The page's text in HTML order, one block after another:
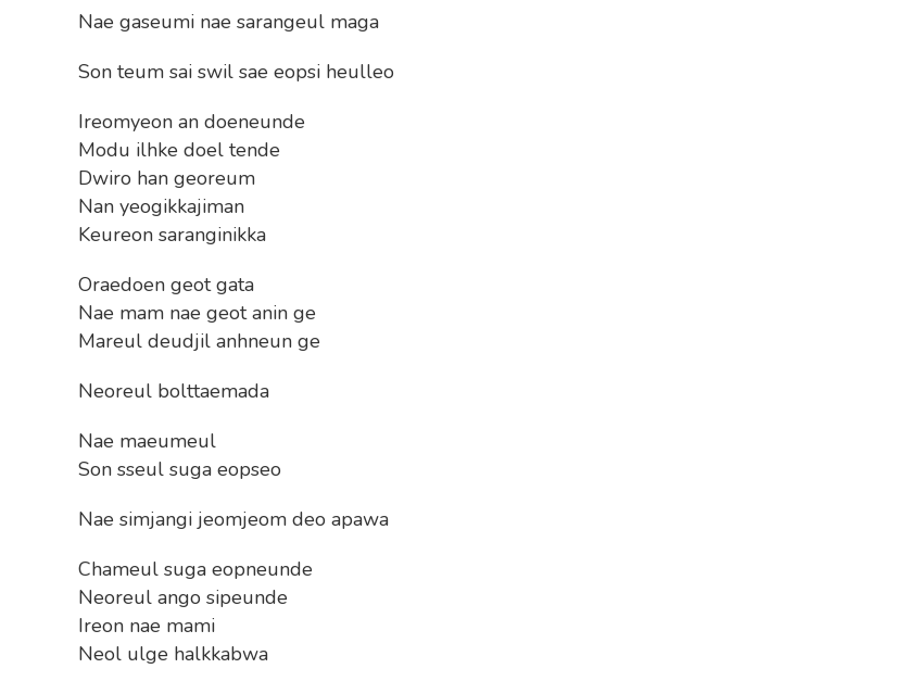
Nae gaseumi nae sarangeul maga
Son teum sai swil sae eopsi heulleo
Ireomyeon an doeneunde
Modu ilhke doel tende
Dwiro han georeum
Nan yeogikkajiman
Keureon saranginikka
Oraedoen geot gata
Nae mam nae geot anin ge
Mareul deudjil anhneun ge
Neoreul bolttaemada
Nae maeumeul
Son sseul suga eopseo
Nae simjangi jeomjeom deo apawa
Chameul suga eopneunde
Neoreul ango sipeunde
Ireon nae mami
Neol ulge halkkabwa